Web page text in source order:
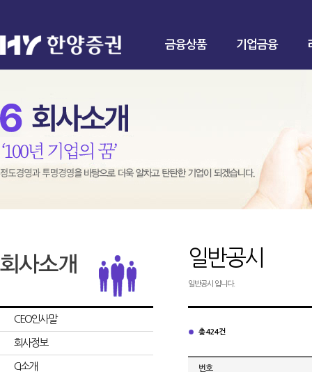
금융상품 기업금융
CEO인사말
회사정보
CI소개
일반공시
일반공시 입니다.
총 424건
번호